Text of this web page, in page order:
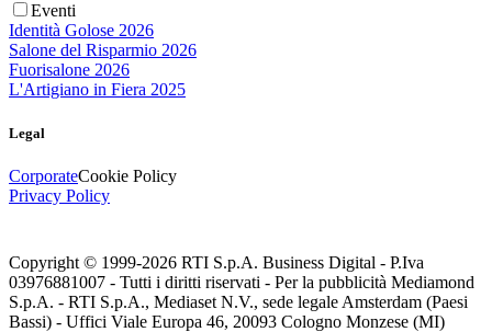
Eventi
Identità Golose 2026
Salone del Risparmio 2026
Fuorisalone 2026
L'Artigiano in Fiera 2025
Legal
CorporateCookie Policy
Privacy Policy
Copyright © 1999-2026 RTI S.p.A. Business Digital - P.Iva
03976881007 - Tutti i diritti riservati - Per la pubblicità Mediamond
S.p.A. - RTI S.p.A., Mediaset N.V., sede legale Amsterdam (Paesi
Bassi) - Uffici Viale Europa 46, 20093 Cologno Monzese (MI)